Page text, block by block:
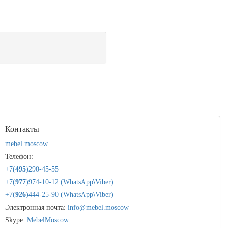
Контакты
mebel.moscow
Телефон:
+7(495)290-45-55
+7(977)974-10-12 (WhatsApp\Viber)
+7(926)444-25-90 (WhatsApp\Viber)
Электронная почта: info@mebel.moscow
Skype: MebelMoscow